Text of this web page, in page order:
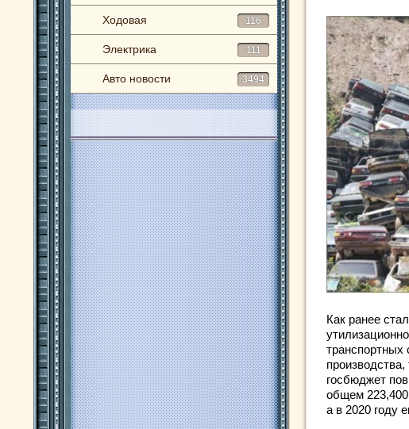
Ходовая 116
Электрика 111
Авто новости 3494
Как ранее
транспортных
госбюджет
общем
а в 2020 году